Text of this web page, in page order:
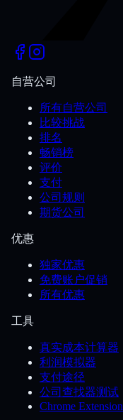
自营公司
所有自营公司
比较挑战
排名
畅销榜
评价
支付
公司规则
期货公司
优惠
独家优惠
免费账户促销
所有优惠
工具
真实成本计算器
利润模拟器
支付途径
公司查找器测试
Chrome Extension